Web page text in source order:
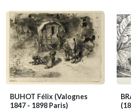
BUHOT Félix (Valognes
1847 - 1898 Paris)